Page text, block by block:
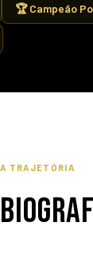
🏆 Campeão
A TRAJETÓRIA